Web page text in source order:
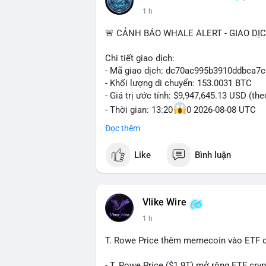
1 h
🚨 CẢNH BÁO WHALE ALERT - GIAO
Chi tiết giao dịch:
- Mã giao dịch:
- Khối lượng di chuyển: 153.0031 BTC
- Giá trị ước tính: $9,947,645.13 USD
- Thời gian: 13:20
0 2026-08-08 UTC
Nhận định phân tích hành vi của Cá voi:
153 BTC trị giá gần 10 triệu USD được
nhất. Khối lượng này không quá lớn để
chức hoặc nhà đầu tư lớn đang tái cơ
nhận là ví lạnh không kết nối internet,
lực bán ngắn hạn. Thời điểm cuối tuần,
$65,000 có thể mạnh hơn bình thường
Lời khuyên ngắn gọn cho nhà đầu tư
Theo dõi xác nhận của giao dịch này.
Đọc thêm
Like Bình luận
Vlike Wire
1 h
T. Rowe Price thêm memecoin vào ETF